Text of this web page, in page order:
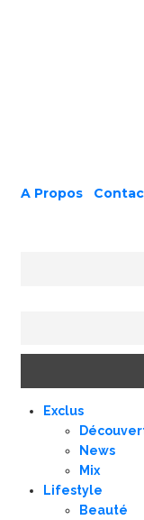
A Propos
Exclus
News
Mix
Lifestyle
Beauté